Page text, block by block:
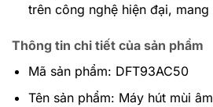
trên công nghệ hiện đại, mang
Thông tin chi tiết của sản phẩm
Mã sản phẩm: DFT93AC50
Tên sản phẩm: Máy hút mùi